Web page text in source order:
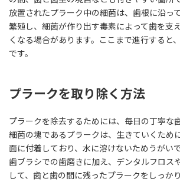
放置されたプラーク中の細菌は、歯根に沿っ
繁殖し、細菌が作り出す毒素によって歯を支
くなる場合があります。ここまで進行すると
です。
プラークを取り除く方法
プラークを除去するためには、毎日の丁寧な
細菌の塊であるプラークは、生きていくため
面に付着しており、水に溶けないためうがい
歯ブラシでの歯磨きに加え、デンタルフロス
して、歯と歯の間に残ったプラークをしっか